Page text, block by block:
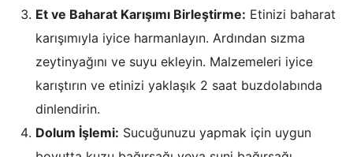
Et ve Baharat Karışımı Birleştirme: Etinizi baharat
karışımıyla iyice harmanlayın. Ardından sızma
zeytinyağını ve suyu ekleyin. Malzemeleri iyice
karıştırın ve etinizi yaklaşık 2 saat buzdolabında
dinlendirin.
Dolum İşlemi: Sucuğunuzu yapmak için uygun